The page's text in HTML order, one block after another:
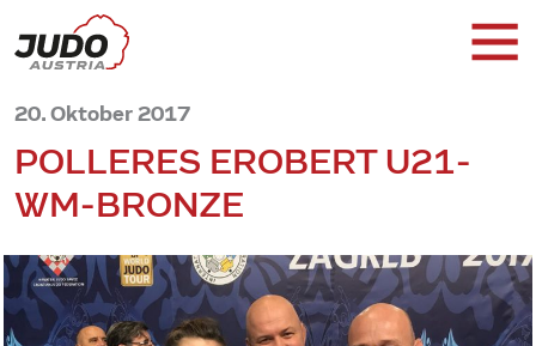
20. Oktober 2017
POLLERES EROBERT U21-
WM-BRONZE